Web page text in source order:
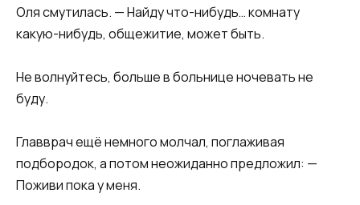
Оля смутилась. — Найду что-нибудь… комнату
какую-нибудь, общежитие, может быть.
Не волнуйтесь, больше в больнице ночевать не
буду.
Главврач ещё немного молчал, поглаживая
подбородок, а потом неожиданно предложил: —
Поживи пока у меня.